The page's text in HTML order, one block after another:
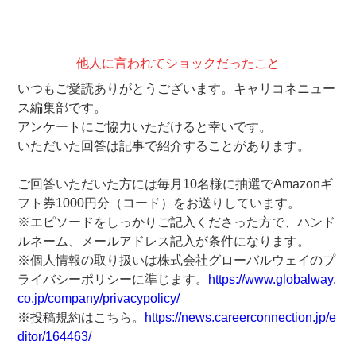
他人に言われてショックだったこと
いつもご愛読ありがとうございます。キャリコネニュー
ス編集部です。
アンケートにご協力いただけると幸いです。
いただいた回答は記事で紹介することがあります。
ご回答いただいた方には毎月10名様に抽選でAmazonギ
フト券1000円分（コード）をお送りしています。
※エピソードをしっかりご記入くださった方で、ハンド
ルネーム、メールアドレス記入が条件になります。
※個人情報の取り扱いは株式会社グローバルウェイのプ
ライバシーポリシーに準じます。 https://www.globalway.
co.jp/company/privacypolicy/
※投稿規約はこちら。 https://news.careerconnection.jp/e
ditor/164463/